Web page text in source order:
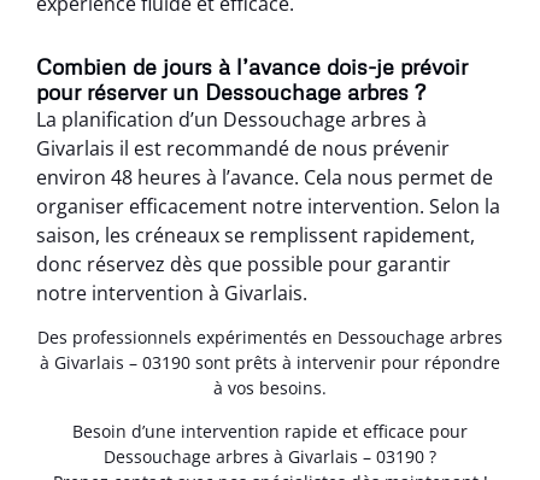
Combien de jours à l’avance dois-je prévoir
pour réserver un Dessouchage arbres ?
La planification d’un Dessouchage arbres à
Givarlais il est recommandé de nous prévenir
environ 48 heures à l’avance. Cela nous permet de
organiser efficacement notre intervention. Selon la
saison, les créneaux se remplissent rapidement,
donc réservez dès que possible pour garantir
notre intervention à Givarlais.
Des professionnels expérimentés en Dessouchage arbres
à Givarlais – 03190 sont prêts à intervenir pour répondre
à vos besoins.
Besoin d’une intervention rapide et efficace pour
Dessouchage arbres à Givarlais – 03190 ?